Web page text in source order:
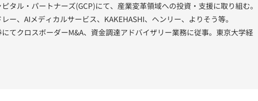
タル・パートナーズ(GCP)にて、産業変革領域への投資・支援に取り組む。
ー、AIメディカルサービス、KAKEHASHI、ヘンリー、よりそう等。
てクロスボーダーM&A、資金調達アドバイザリー業務に従事。東京大学経